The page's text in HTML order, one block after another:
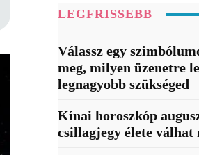
LEGFRISSEBB
Válassz egy
meg, milyen üzenetre
legnagyobb szükséged
Kínai horoszkóp
csillagjegy élete válhat